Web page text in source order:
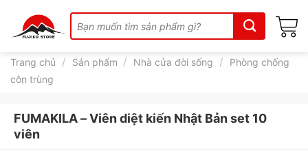
content
kiếm:
Trang chủ / Sản phẩm / Nhà cửa đời sống /
Phòng chống
côn trùng
FUMAKILA – Viên diệt kiến Nhật Bản set 10
viên